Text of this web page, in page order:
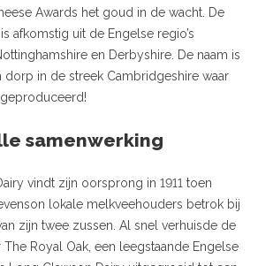
Awards het goud in de wacht. De
afkomstig uit de Engelse regio’s
en Derbyshire. De naam is
dorp in de streek Cambridgeshire waar
samenwerking
vindt zijn oorsprong in 1911 toen
lokale melkveehouders betrok bij
zijn twee zussen. Al snel verhuisde de
The Royal Oak, een leegstaande Engelse